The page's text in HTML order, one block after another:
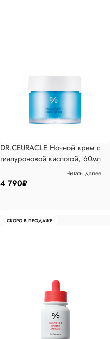
DR.CEURACLE Ночной крем с
гиалуроновой кислотой, 60мл
4 790₽
Читать далее
СКОРО В ПРОДАЖЕ